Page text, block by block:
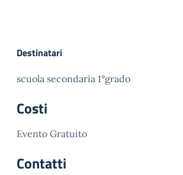
Destinatari
scuola secondaria 1°grado
Costi
Evento Gratuito
Contatti